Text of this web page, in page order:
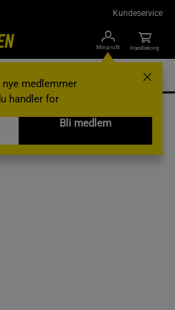
Kundeservice
Min profil
medlemmer
handler for
Bli medlem
Handlekorg
/ Treningstrøyer
Stripe 1/4 Zip,